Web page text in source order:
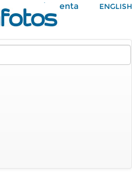
Mi Cuenta ENGLISH